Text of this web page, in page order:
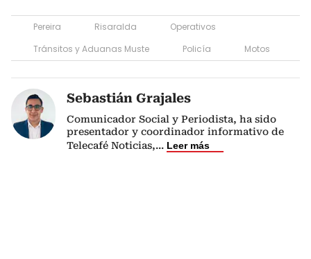
Pereira Risaralda
Operativos
Tránsitos y Aduanas Muste
Policía Motos
Sebastián Grajales
Comunicador Social y Periodista, ha sido
presentador y coordinador informativo de
Telecafé Noticias,... Leer más